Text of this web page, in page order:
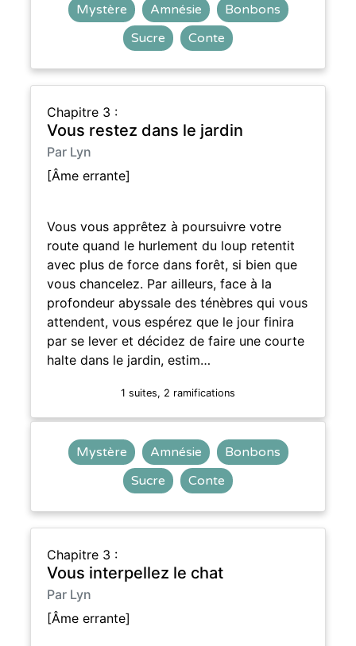
Mystère Amnésie
Bonbons
Sucre
Conte
Chapitre 3 :
Vous restez dans le jardin
Par Lyn
[Âme errante]
Vous vous apprêtez à poursuivre votre
route quand le hurlement du loup retentit
avec plus de force dans forêt, si bien que
vous chancelez. Par ailleurs, face à la
profondeur abyssale des ténèbres qui vous
attendent, vous espérez que le jour finira
par se lever et décidez de faire une courte
halte dans le jardin, estim…
1 suites, 2 ramifications
Mystère Amnésie
Bonbons
Sucre
Conte
Chapitre 3 :
Vous interpellez le chat
Par Lyn
[Âme errante]